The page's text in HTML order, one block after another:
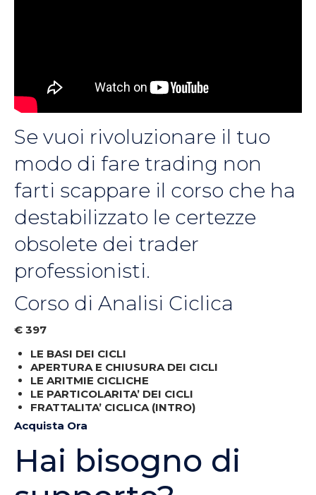
Se vuoi rivoluzionare il tuo
modo di fare trading non
farti scappare il corso che ha
destabilizzato le certezze
obsolete dei trader
professionisti.
Corso di Analisi Ciclica
€ 397
LE BASI DEI CICLI
APERTURA E CHIUSURA DEI CICLI
LE ARITMIE CICLICHE
LE PARTICOLARITA’ DEI CICLI
FRATTALITA’ CICLICA (INTRO)
Acquista Ora
Hai bisogno di